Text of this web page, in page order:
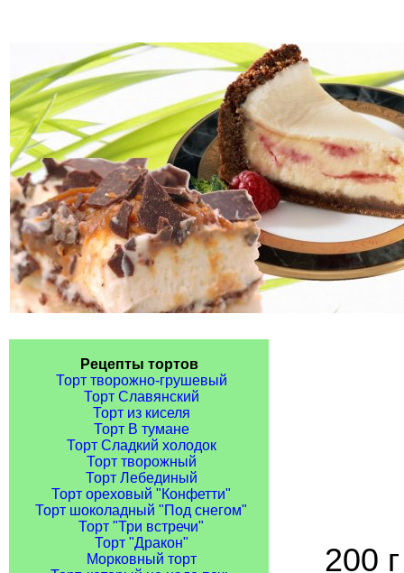
Рецепты тортов
Торт творожно-грушевый
Торт Славянский
Торт из киселя
Торт В тумане
Торт Сладкий холодок
Торт творожный
Торт Лебединый
Торт ореховый "Конфетти"
Торт шоколадный "Под снегом"
Торт "Три встречи"
Торт "Дракон"
Морковный торт
200